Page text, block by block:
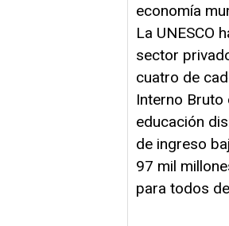
economía
La UNESCO
sector
cuatro de
Interno Bruto
educación
de ingreso
97 mil
para todos